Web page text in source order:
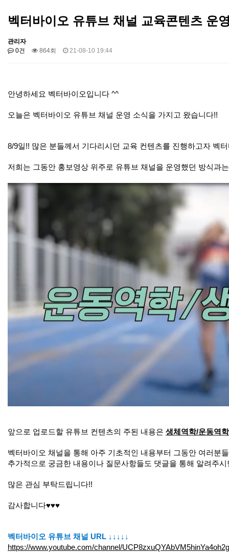
벡터바이오 유튜브 채널 교육콘텐츠 운
관리자
0건
864회 21-08-10 19:44
안녕하세요 벡터바이오입니다 ^^
오늘은 벡터바이오 유튜브 채널 운영 소식을 가지고 왔습니다!!
8/9일!! 많은 분들께서 기다리시던 교육 컨텐츠를 진행하고자 벡
저희는 그동안 홍보영상 위주로 유튜브 채널을 운영했던 방식과
앞으로 업로드할 유튜브 컨텐츠의 주된 내용은 생체역학/운동역
벡터바이오 채널을 통해 아주 기초적인 내용부터 그동안 여러분
추가적으로 궁금한 내용이나 질문사항들도 댓글을 통해 알려주
많은 관심 부탁드립니다!!
감사합니다♥♥♥
벡터바이오 유튜브 채널 URL ↓↓↓↓↓
https://www.youtube.com/channel/